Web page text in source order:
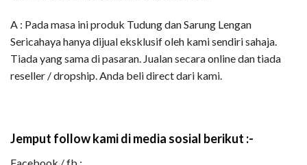
A : Pada masa ini produk Tudung dan Sarung Lengan
Sericahaya hanya dijual eksklusif oleh kami sendiri sahaja.
Tiada yang sama di pasaran. Jualan secara online dan tiada
reseller / dropship. Anda beli direct dari kami.
Jemput follow kami di media sosial berikut :-